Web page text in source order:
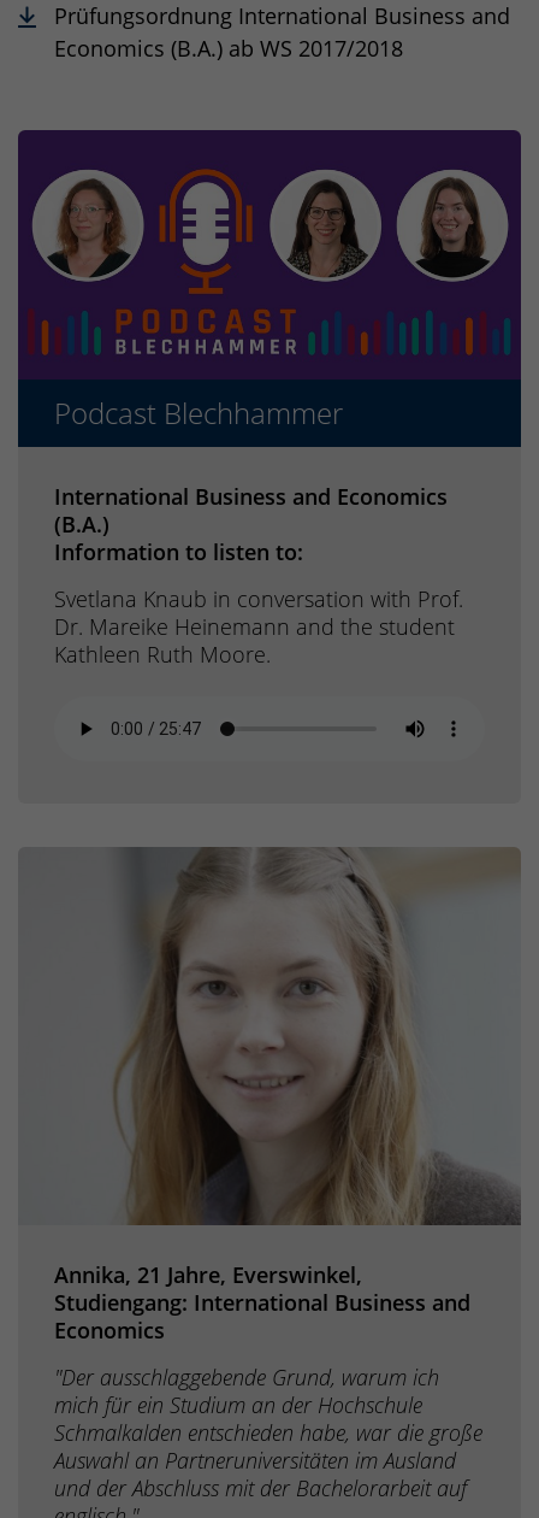
Prüfungsordnung International Business and
Economics (B.A.) ab WS 2017/2018
Podcast Blechhammer
International Business and Economics
(B.A.)
Information to listen to:
Svetlana Knaub in conversation with Prof.
Dr. Mareike Heinemann and the student
Kathleen Ruth Moore.
Annika, 21 Jahre, Everswinkel,
Studiengang: International Business and
Economics
"Der ausschlaggebende Grund, warum ich
mich für ein Studium an der Hochschule
Schmalkalden entschieden habe, war die große
Auswahl an Partneruniversitäten im Ausland
und der Abschluss mit der Bachelorarbeit auf